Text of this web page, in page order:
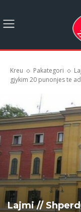
Kreu Pakategori
gjykim 20 punonjes te
Lajmi //